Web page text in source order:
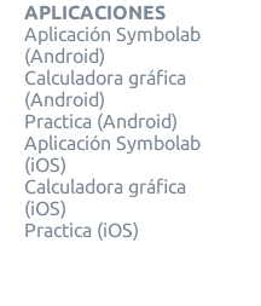
APLICACIONES
Aplicación Symbolab
(Android)
Calculadora gráfica
(Android)
Practica (Android)
Aplicación Symbolab
(iOS)
Calculadora gráfica
(iOS)
Practica (iOS)